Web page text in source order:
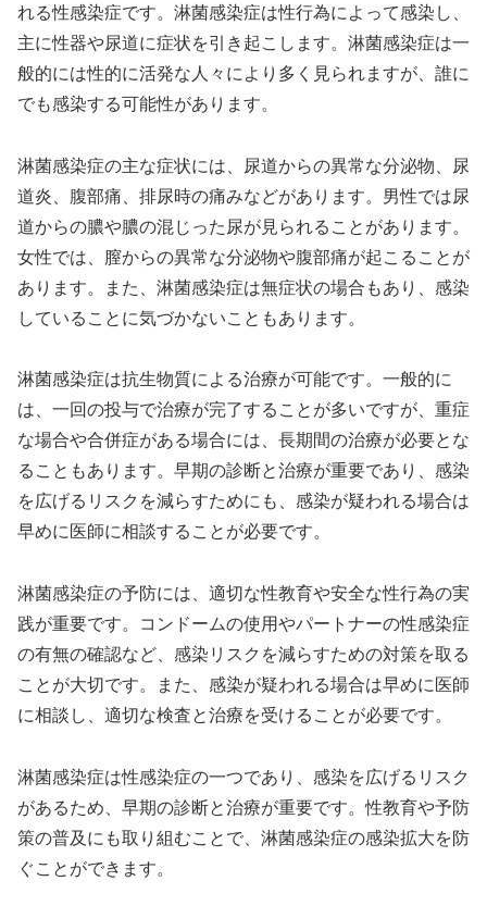
れる性感染症です。淋菌感染症は性行為によって感染し、
主に性器や尿道に症状を引き起こします。淋菌感染症は一
般的には性的に活発な人々により多く見られますが、誰に
でも感染する可能性があります。
淋菌感染症の主な症状には、尿道からの異常な分泌物、尿
道炎、腹部痛、排尿時の痛みなどがあります。男性では尿
道からの膿や膿の混じった尿が見られることがあります。
女性では、膣からの異常な分泌物や腹部痛が起こることが
あります。また、淋菌感染症は無症状の場合もあり、感染
していることに気づかないこともあります。
淋菌感染症は抗生物質による治療が可能です。一般的に
は、一回の投与で治療が完了することが多いですが、重症
な場合や合併症がある場合には、長期間の治療が必要とな
ることもあります。早期の診断と治療が重要であり、感染
を広げるリスクを減らすためにも、感染が疑われる場合は
早めに医師に相談することが必要です。
淋菌感染症の予防には、適切な性教育や安全な性行為の実
践が重要です。コンドームの使用やパートナーの性感染症
の有無の確認など、感染リスクを減らすための対策を取る
ことが大切です。また、感染が疑われる場合は早めに医師
に相談し、適切な検査と治療を受けることが必要です。
淋菌感染症は性感染症の一つであり、感染を広げるリスク
があるため、早期の診断と治療が重要です。性教育や予防
策の普及にも取り組むことで、淋菌感染症の感染拡大を防
ぐことができます。